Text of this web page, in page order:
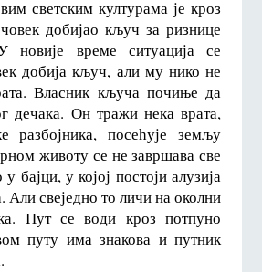
светским културама је кроз
добијао кључ за ризнице
новије време ситуација се
добија кључ, али му нико не
Власник кључа почиње да
дечака. Он тражи нека врата,
разбојника, посећује земљу
животу се не завршава све
бајци, у којој постоји алузија
Али свеједно то личи на околни
Пут се води кроз потпуно
путу има знакова и путник